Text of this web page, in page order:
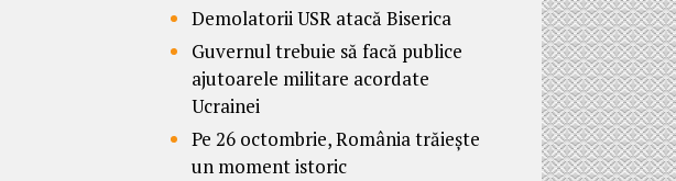
Demolatorii USR atacă Biserica
Guvernul trebuie să facă publice
ajutoarele militare acordate
Ucrainei
Pe 26 octombrie, România trăiește
un moment istoric